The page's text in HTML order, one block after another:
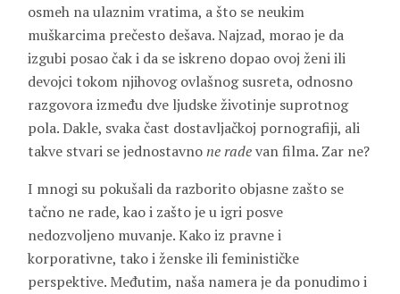
osmeh na ulaznim vratima, a što se neukim
muškarcima prečesto dešava. Najzad, morao je da
izgubi posao čak i da se iskreno dopao ovoj ženi ili
devojci tokom njihovog ovlašnog susreta, odnosno
razgovora između dve ljudske životinje suprotnog
pola. Dakle, svaka čast dostavljačkoj pornografiji, ali
takve stvari se jednostavnone radevan filma. Zar ne?
I mnogi su pokušali da razborito objasne zašto se
tačno ne rade, kao i zašto je u igri posve
nedozvoljeno muvanje. Kako iz pravne i
korporativne, tako i ženske ili feminističke
perspektive. Međutim, naša namera je da ponudimo i